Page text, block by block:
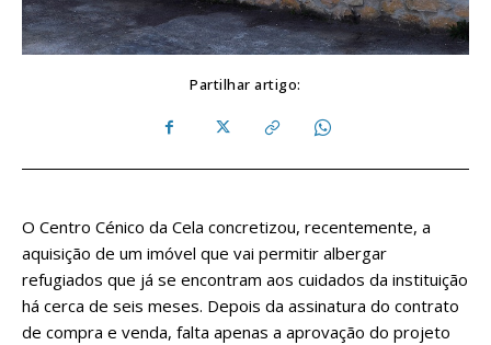
Partilhar artigo:
O Centro Cénico da Cela concretizou, recentemente, a
aquisição de um imóvel que vai permitir albergar
refugiados que já se encontram aos cuidados da instituição
há cerca de seis meses. Depois da assinatura do contrato
de compra e venda, falta apenas a aprovação do projeto